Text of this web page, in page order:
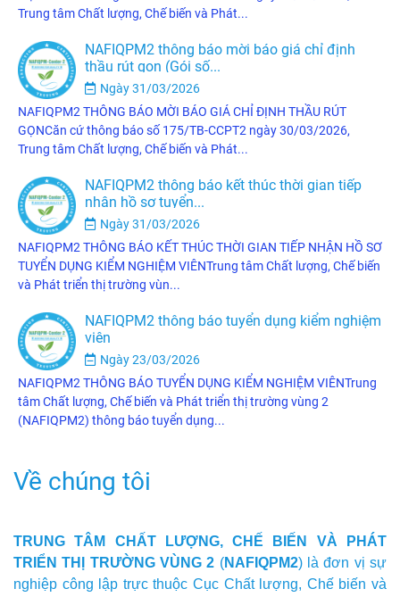
Trung tâm Chất lượng, Chế biến và Phát...
NAFIQPM2 thông báo mời báo giá chỉ định
thầu rút gọn (Gói số...
Ngày 31/03/2026
NAFIQPM2 THÔNG BÁO MỜI BÁO GIÁ CHỈ ĐỊNH THẦU RÚT
GỌNCăn cứ thông báo số 175/TB-CCPT2 ngày 30/03/2026,
Trung tâm Chất lượng, Chế biến và Phát...
NAFIQPM2 thông báo kết thúc thời gian tiếp
nhận hồ sơ tuyển...
Ngày 31/03/2026
NAFIQPM2 THÔNG BÁO KẾT THÚC THỜI GIAN TIẾP NHẬN HỒ SƠ
TUYỂN DỤNG KIỂM NGHIỆM VIÊNTrung tâm Chất lượng, Chế biến
và Phát triển thị trường vùn...
NAFIQPM2 thông báo tuyển dụng kiểm nghiệm
viên
Ngày 23/03/2026
NAFIQPM2 THÔNG BÁO TUYỂN DỤNG KIỂM NGHIỆM VIÊNTrung
tâm Chất lượng, Chế biến và Phát triển thị trường vùng 2
(NAFIQPM2) thông báo tuyển dụng...
Về chúng tôi
TRUNG TÂM CHẤT LƯỢNG, CHẾ BIẾN VÀ PHÁT
TRIỂN THỊ TRƯỜNG VÙNG 2 (NAFIQPM2) là đơn vị sự
nghiệp công lập trực thuộc Cục Chất lượng, Chế biến và